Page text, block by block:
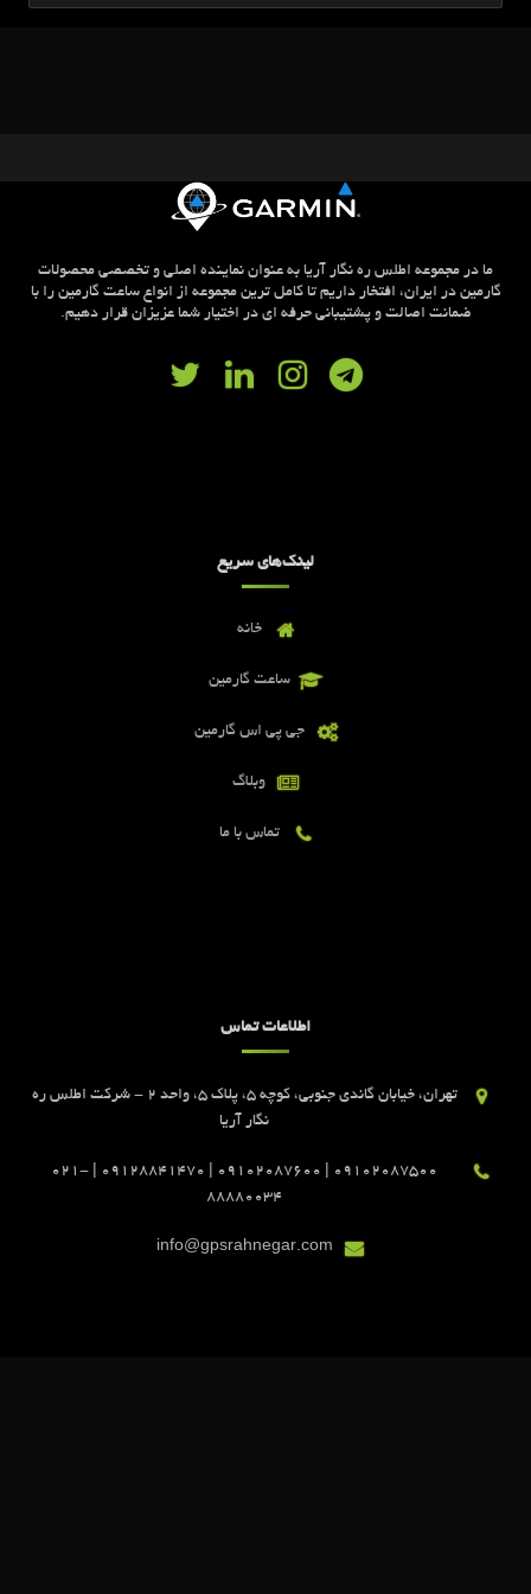
ما در مجموعه اطلس ره نگار آریا به عنوان نماینده اصلی و تخصصی محصولات
گارمین در ایران، افتخار داریم تا کامل ترین مجموعه از انواع ساعت گارمین را با
ضمانت اصالت و پشتیبانی حرفه ای در اختیار شما عزیزان قرار دهیم.
لینک‌های سریع
خانه
ساعت گارمین
جی پی اس گارمین
وبلاگ
تماس با ما
اطلاعات تماس
تهران، خیابان گاندی جنوبی، کوچه 5، پلاک 5، واحد 2 - شرکت اطلس ره
نگار آریا
09102087500 | 09102087600 | 09128841470 | 021-
88880034
info@gpsrahnegar.com